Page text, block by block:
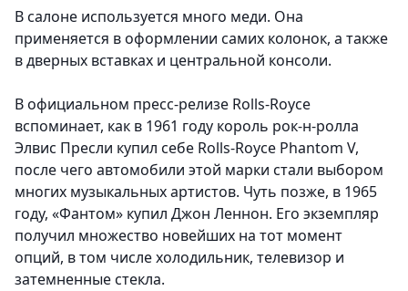
В салоне используется много меди. Она
применяется в оформлении самих колонок, а также
в дверных вставках и центральной консоли.
В официальном пресс-релизе Rolls-Royce
вспоминает, как в 1961 году король рок-н-ролла
Элвис Пресли купил себе Rolls-Royce Phantom V,
после чего автомобили этой марки стали выбором
многих музыкальных артистов. Чуть позже, в 1965
году, «Фантом» купил Джон Леннон. Его экземпляр
получил множество новейших на тот момент
опций, в том числе холодильник, телевизор и
затемненные стекла.